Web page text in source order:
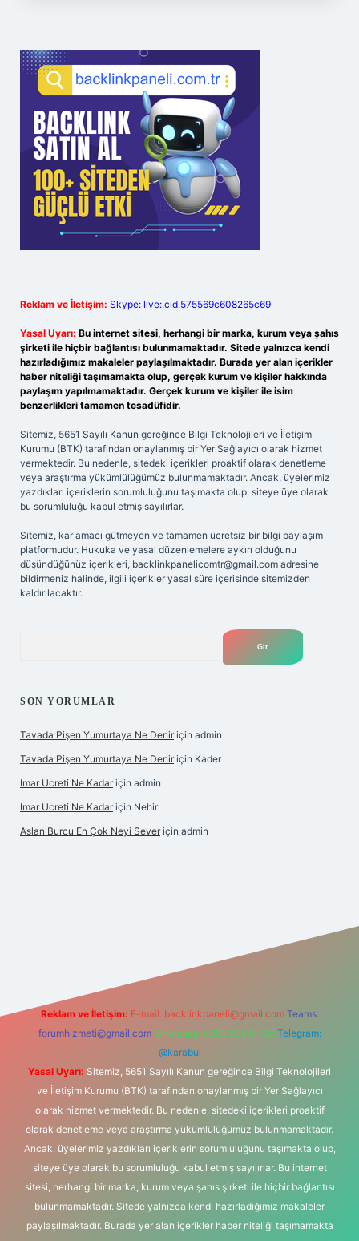
Reklam ve İletişim: Skype: live:.cid.575569c608265c69
Yasal Uyarı: Bu internet sitesi, herhangi bir marka, kurum veya şahıs
şirketi ile hiçbir bağlantısı bulunmamaktadır. Sitede yalnızca kendi
hazırladığımız makaleler paylaşılmaktadır. Burada yer alan içerikler
haber niteliği taşımamakta olup, gerçek kurum ve kişiler hakkında
paylaşım yapılmamaktadır. Gerçek kurum ve kişiler ile isim
benzerlikleri tamamen tesadüfidir.
Sitemiz, 5651 Sayılı Kanun gereğince Bilgi Teknolojileri ve İletişim
Kurumu (BTK) tarafından onaylanmış bir Yer Sağlayıcı olarak hizmet
vermektedir. Bu nedenle, sitedeki içerikleri proaktif olarak denetleme
veya araştırma yükümlülüğümüz bulunmamaktadır. Ancak, üyelerimiz
yazdıkları içeriklerin sorumluluğunu taşımakta olup, siteye üye olarak
bu sorumluluğu kabul etmiş sayılırlar.
Sitemiz, kar amacı gütmeyen ve tamamen ücretsiz bir bilgi paylaşım
platformudur. Hukuka ve yasal düzenlemelere aykırı olduğunu
düşündüğünüz içerikleri, backlinkpanelicomtr@gmail.com adresine
bildirmeniz halinde, ilgili içerikler yasal süre içerisinde sitemizden
kaldırılacaktır.
SON YORUMLAR
Tavada Pişen Yumurtaya Ne Denir için admin
Tavada Pişen Yumurtaya Ne Denir için Kader
Imar Ücreti Ne Kadar için admin
Imar Ücreti Ne Kadar için Nehir
Aslan Burcu En Çok Neyi Sever için admin
Reklam ve İletişim: E-mail: backlinkpaneli@gmail.com Teams:
forumhizmeti@gmail.com Whatsapp: 0262 606 0 726 Telegram:
@karabul
Yasal Uyarı: Sitemiz, 5651 Sayılı Kanun gereğince Bilgi Teknolojileri
ve İletişim Kurumu (BTK) tarafından onaylanmış bir Yer Sağlayıcı
olarak hizmet vermektedir. Bu nedenle, sitedeki içerikleri proaktif
olarak denetleme veya araştırma yükümlülüğümüz bulunmamaktadır.
Ancak, üyelerimiz yazdıkları içeriklerin sorumluluğunu taşımakta olup,
siteye üye olarak bu sorumluluğu kabul etmiş sayılırlar. Bu internet
sitesi, herhangi bir marka, kurum veya şahıs şirketi ile hiçbir bağlantısı
bulunmamaktadır. Sitede yalnızca kendi hazırladığımız makaleler
paylaşılmaktadır. Burada yer alan içerikler haber niteliği taşımamakta